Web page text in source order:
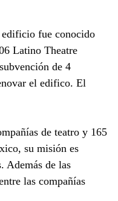
fue conocido
Latino Theatre
de 4
el edifico. El
de teatro y 165
su misión es
Además de las
las compañías